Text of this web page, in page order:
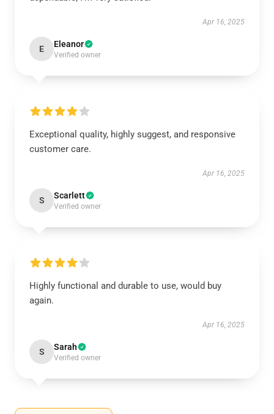
Apr 16, 2025
E Eleanor
Verified owner
Exceptional quality, highly suggest, and responsive
customer care.
Apr 16, 2025
S Scarlett
Verified owner
Highly functional and durable to use, would buy
again.
Apr 16, 2025
S Sarah
Verified owner